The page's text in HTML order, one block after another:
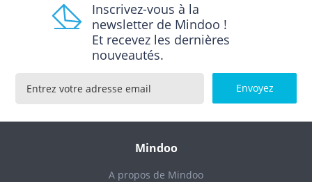
Inscrivez-vous à la
newsletter de Mindoo !
Et recevez les dernières
nouveautés.
Mindoo
A propos de Mindoo